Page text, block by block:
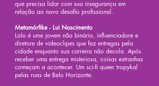
que precisa lidar com sua insegurança em
relação ao novo desafio profissional.
Metamórfike - Lui Nascimento
Lolo é ume jovem não binário, influenciadore e
diretore de videoclipes que faz entregas pela
cidade enquanto sua carreira não decola. Após
receber uma entrega misteriosa, coisas estranhas
começam a acontecer. Um sci-fi queer tropykal
pelas ruas de Belo Horizonte.